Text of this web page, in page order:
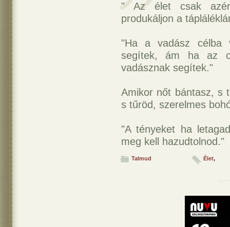
" Az élet csak
produkáljon a
"Ha a vadász célba
segítek, ám ha az
vadásznak segítek."
Amikor nőt bántasz, s
s tűröd, szerelmes
"A tényeket ha
meg kell hazudtolnod."
Talmud Élet,